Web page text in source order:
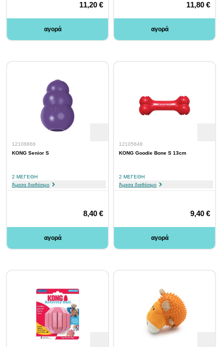
11,20 €
αγορά
11,80 €
αγορά
12106866
KONG Senior S
2 ΜΕΓΈΘΗ
Άμεσα διαθέσιμο
8,40 €
αγορά
12105648
KONG Goodie Bone S 13cm
2 ΜΕΓΈΘΗ
Άμεσα διαθέσιμο
9,40 €
αγορά